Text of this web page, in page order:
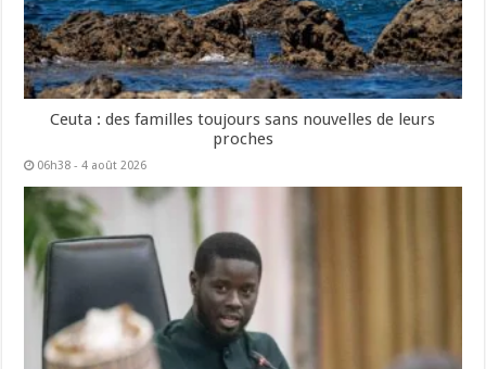
Ceuta : des familles toujours sans nouvelles de leurs
proches
06h38 - 4 août 2026